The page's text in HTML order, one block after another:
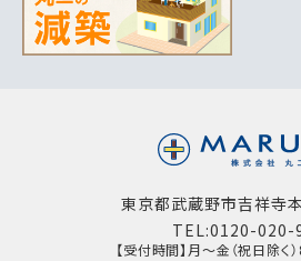
東京都武蔵野市吉祥寺
TEL:0120-020-
【受付時間】月～金（祝日除